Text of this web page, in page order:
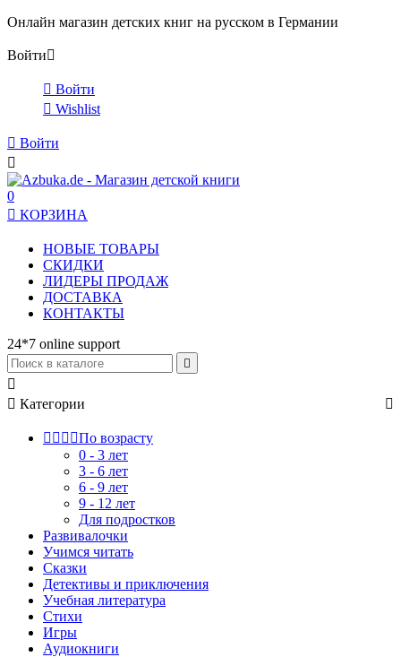
Онлайн магазин детских книг на русском в Германии
Войти
 Войти
 Wishlist
 Войти

0
 КОРЗИНА
НОВЫЕ ТОВАРЫ
СКИДКИ
ЛИДЕРЫ ПРОДАЖ
ДОСТАВКА
КОНТАКТЫ
24*7 online support


 Категории 
   По возрасту
0 - 3 лет
3 - 6 лет
6 - 9 лет
9 - 12 лет
Для подростков
Развивалочки
Учимся читать
Сказки
Детективы и приключения
Учебная литература
Стихи
Игры
Аудиокниги